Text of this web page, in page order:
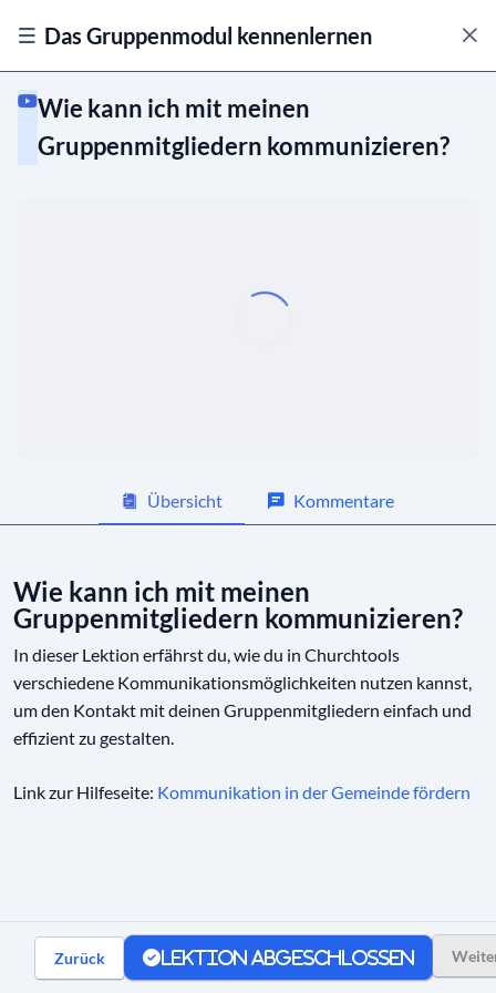
Das Gruppenmodul kennenlernen
Die Benutzeroberfläche
Wie kann ich mit meinen
Gruppenmitgliedern kommunizieren?
Übersicht Kommentare
Wie kann ich mit meinen
Gruppenmitgliedern kommunizieren?
In dieser Lektion erfährst du, wie du in Churchtools
verschiedene Kommunikationsmöglichkeiten nutzen kannst,
um den Kontakt mit deinen Gruppenmitgliedern einfach und
effizient zu gestalten.
Link zur Hilfeseite: Kommunikation in der Gemeinde fördern
Zurück Lektion abgeschlossen